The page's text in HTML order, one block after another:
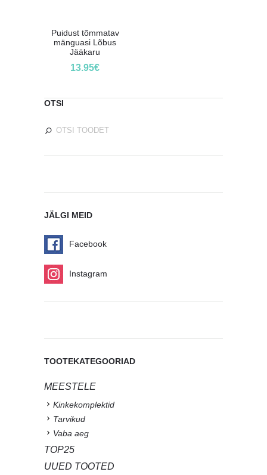
Puidust tõmmatav
mänguasi Lõbus
Jääkaru
13.95€
OTSI
JÄLGI MEID
Facebook
Instagram
TOOTEKATEGOORIAD
MEESTELE
Kinkekomplektid
Tarvikud
Vaba aeg
TOP25
UUED TOOTED